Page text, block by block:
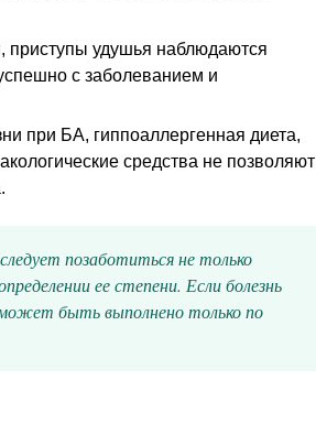
приступы удушья наблюдаются
с заболеванием и
при БА, гиппоаллергенная диета,
средства не позволяют
позаботиться не только
ее степени. Если болезнь
быть выполнено только по